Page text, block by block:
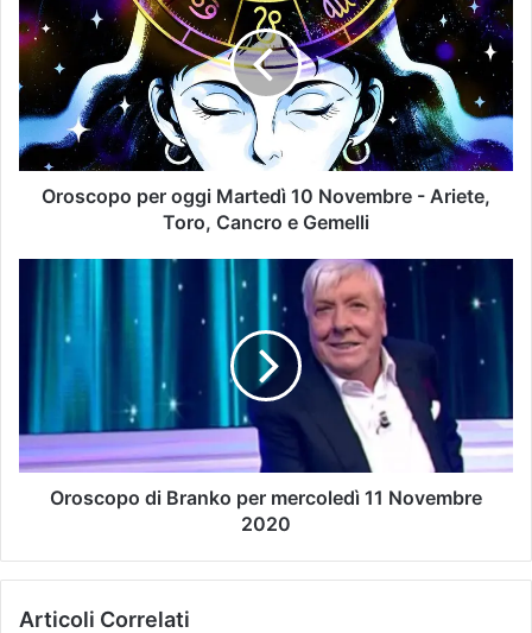
Oroscopo per oggi Martedì 10 Novembre - Ariete,
Toro, Cancro e Gemelli
Oroscopo di Branko per mercoledì 11 Novembre
2020
Articoli Correlati